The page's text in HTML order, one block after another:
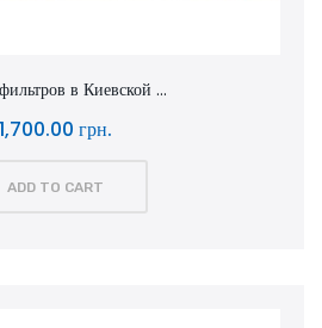
в Киевской ...
1,700.00 грн.
ADD TO CART